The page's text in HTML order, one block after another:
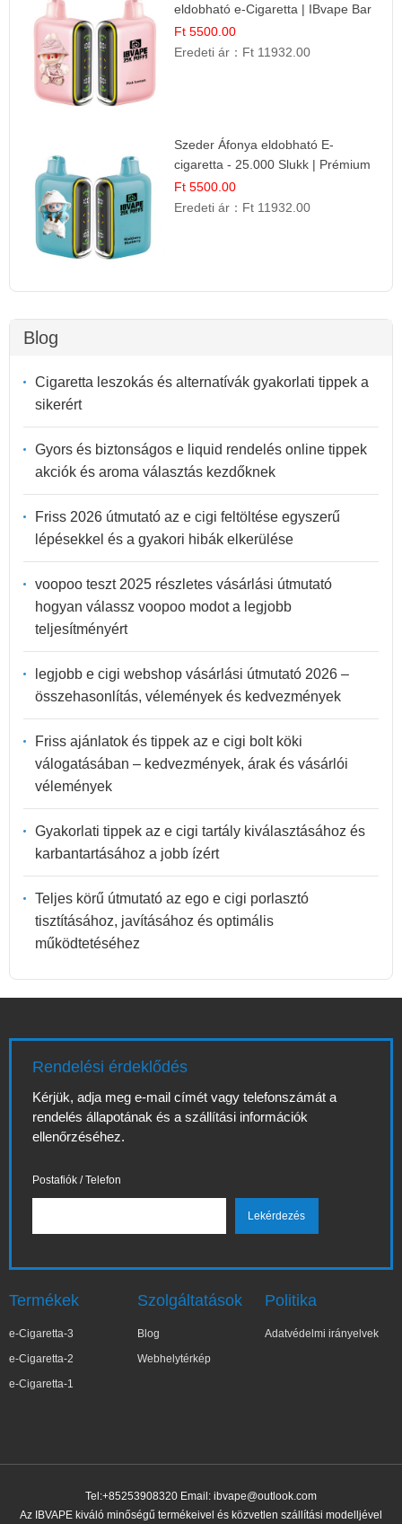
eldobható e-Cigaretta | IBvape Bar
Ft 5500.00
Eredeti ár： Ft 11932.00
Szeder Áfonya eldobható E-
cigaretta - 25.000 Slukk | Prémium
Gyümölcs Íz
Ft 5500.00
Eredeti ár： Ft 11932.00
Blog
Cigaretta leszokás és alternatívák gyakorlati tippek a
sikerért
Gyors és biztonságos e liquid rendelés online tippek
akciók és aroma választás kezdőknek
Friss 2026 útmutató az e cigi feltöltése egyszerű
lépésekkel és a gyakori hibák elkerülése
voopoo teszt 2025 részletes vásárlási útmutató
hogyan válassz voopoo modot a legjobb
teljesítményért
legjobb e cigi webshop vásárlási útmutató 2026 –
összehasonlítás, vélemények és kedvezmények
Friss ajánlatok és tippek az e cigi bolt köki
válogatásában – kedvezmények, árak és vásárlói
vélemények
Gyakorlati tippek az e cigi tartály kiválasztásához és
karbantartásához a jobb ízért
Teljes körű útmutató az ego e cigi porlasztó
tisztításához, javításához és optimális
működtetéséhez
Rendelési érdeklődés
Kérjük, adja meg e-mail címét vagy telefonszámát a
rendelés állapotának és a szállítási információk
ellenőrzéséhez.
Postafiók / Telefon
Termékek
e-Cigaretta-3
e-Cigaretta-2
e-Cigaretta-1
Szolgáltatások
Blog
Webhelytérkép
Politika
Adatvédelmi irányelvek
Tel:+85253908320 Email: ibvape@outlook.com
Az IBVAPE kiváló minőségű termékeivel és közvetlen szállítási modelljével